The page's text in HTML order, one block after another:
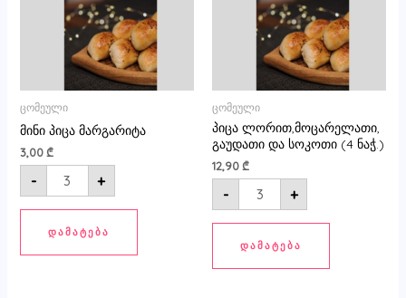
ცომეული
მინი პიცა მარგარიტა
3,00 ₾
- +
ᲓᲐᲛᲐᲢᲔᲑᲐ
ცომეული
პიცა ლორით,მოცარელათი,
გაუდათი და სოკოთი (4 ნაჭ.)
12,90 ₾
-
ნაჭ.)
+
ᲓᲐᲛᲐᲢᲔᲑᲐ